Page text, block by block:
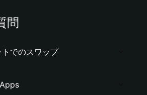
問
でのスワップ